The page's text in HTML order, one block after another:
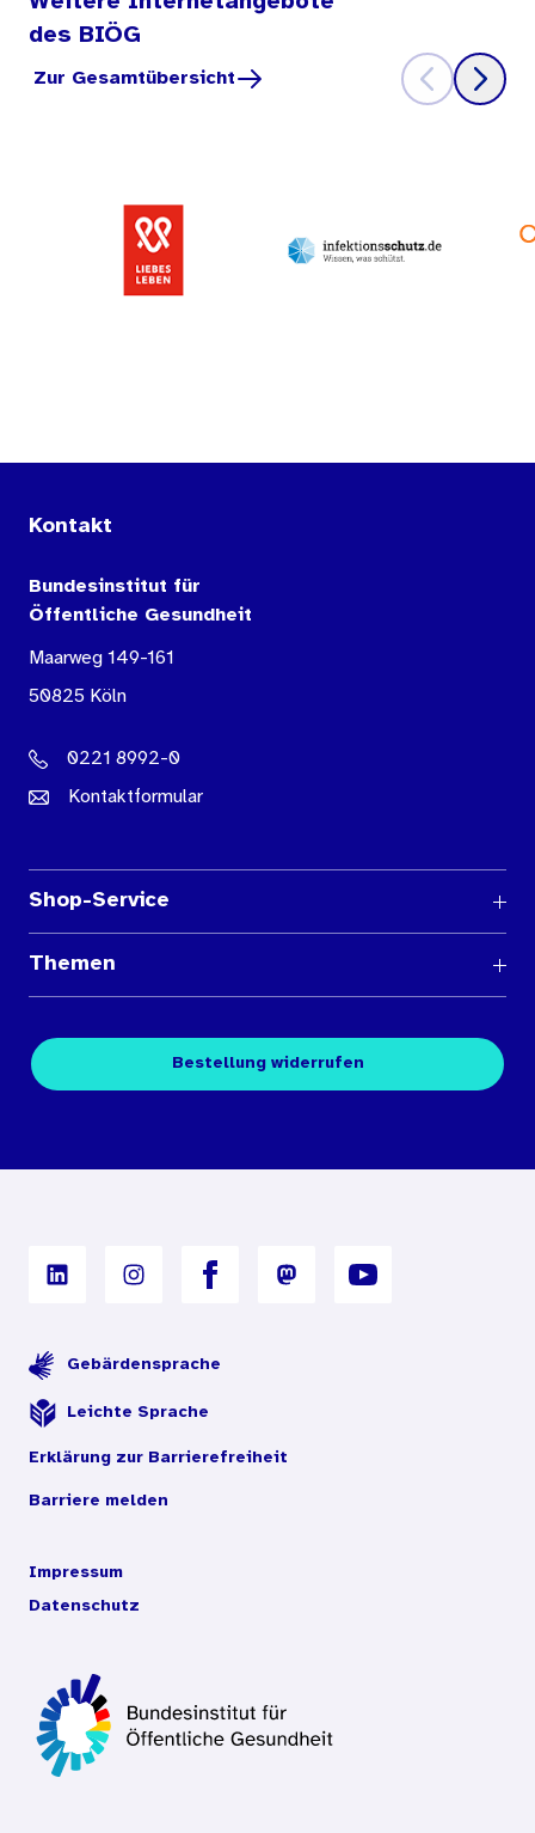
des BIÖG
Zur Gesamtübersicht
Kontakt
Bundesinstitut für
Öffentliche Gesundheit
Maarweg 149-161
50825 Köln
0221 8992-0
Kontaktformular
Shop-Service
Medienübersichten
Kontakt
Themen
Fachpublikationen
Digitales Archiv
Bestellung widerrufen
Gebärdensprache
Leichte Sprache
Erklärung zur Barrierefreiheit
Barriere melden
Impressum
Datenschutz